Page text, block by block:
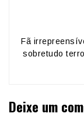
Fã
sobretudo
Deixe um